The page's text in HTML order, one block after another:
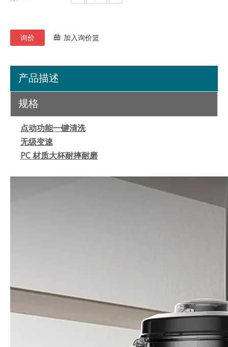
询价 加入询价篮
产品描述
规格
点动功能一键清洗
无级变速
PC 材质大杯耐摔耐磨